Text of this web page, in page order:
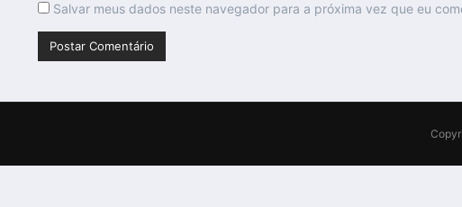
Salvar meus dados neste navegador para a próxima vez que eu